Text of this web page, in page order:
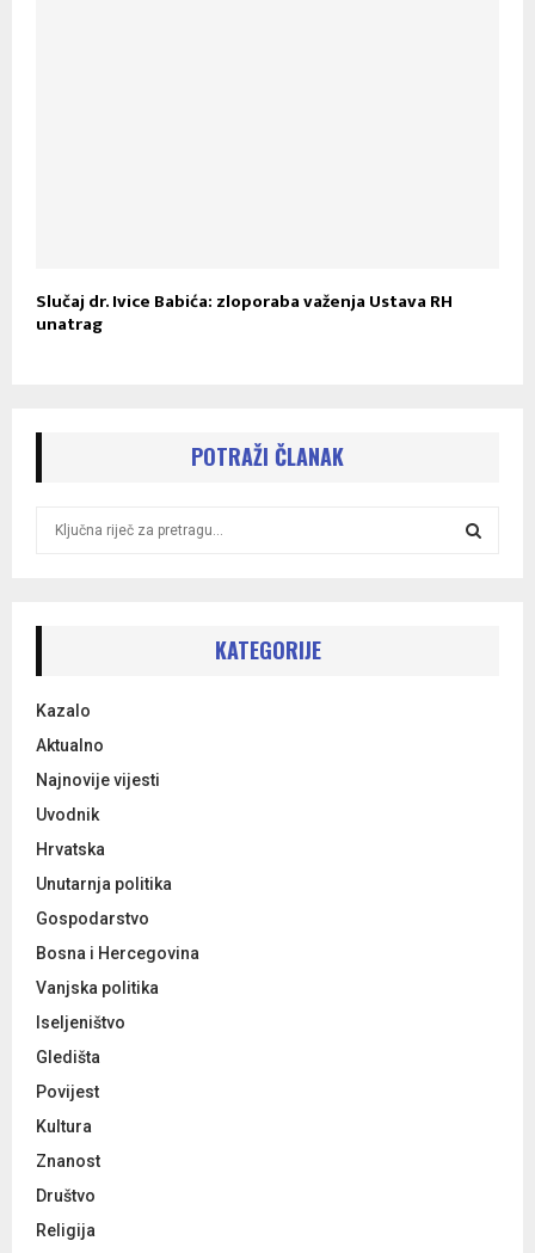
Slučaj dr. Ivice Babića: zloporaba važenja Ustava RH
unatrag
POTRAŽI ČLANAK
r
:
KATEGORIJE
Kazalo
Aktualno
Najnovije vijesti
Uvodnik
Hrvatska
Unutarnja politika
Gospodarstvo
Bosna i Hercegovina
Vanjska politika
Iseljeništvo
Gledišta
Povijest
Kultura
Znanost
Društvo
Religija